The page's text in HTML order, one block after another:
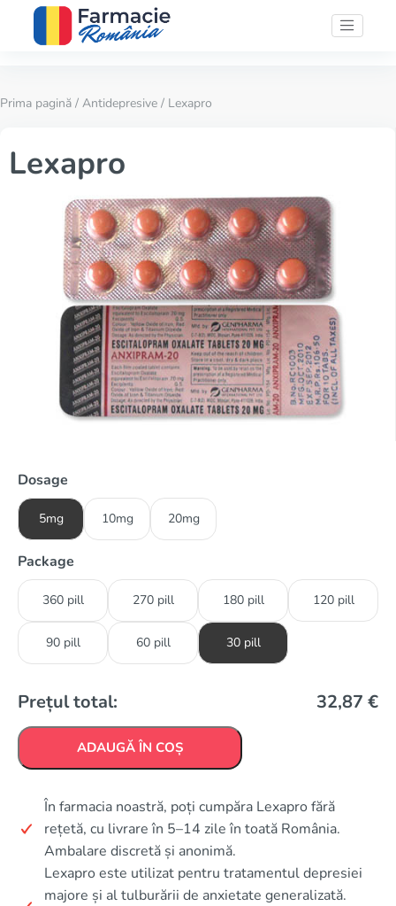
Prima pagină / Antidepresive / Lexapro
Lexapro
Dosage
5mg 10mg 20mg
Package
360 pill 270 pill 180 pill 120 pill
90 pill 60 pill 30 pill
Prețul total: 32,87 €
ADAUGĂ ÎN COȘ
În farmacia noastră, poți cumpăra Lexapro fără
rețetă, cu livrare în 5–14 zile în toată România.
Ambalare discretă și anonimă.
Lexapro este utilizat pentru tratamentul depresiei
majore și al tulburării de anxietate generalizată.